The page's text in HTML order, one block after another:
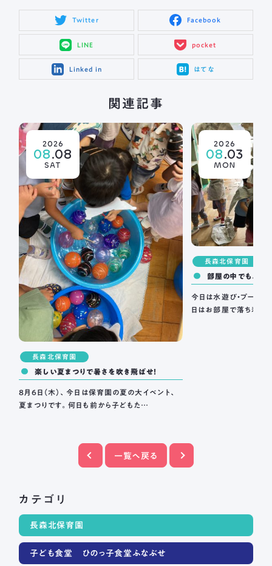
Twitter Facebook
LINE pocket
Linked in はてな
関連記事
2026
08.08
SAT
長森北保育園
楽しい夏まつりで暑さを吹き飛ばせ！
8月6日（木）、今日は保育園の夏の大イベント、
夏まつりです。何日も前から子どもた…
2026
08.03
MON
長森北保育園
部屋の中でも、夏
今日は水遊び・プール
日はお部屋で落ち着い
一覧へ戻る
カテゴリ
長森北保育園
子ども食堂 ひのっ子食堂ふなぶせ